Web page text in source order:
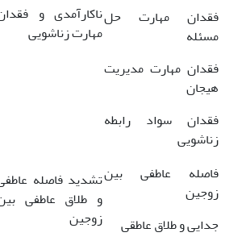
فقدان مهارت حل
مسئله
فقدان مهارت مدیریت
هیجان
فقدان سواد رابطه
زناشویی
ناکارآمدی و
مهارت زناشویی
فاصله عاطفی بین
زوجین
جدایی و طلاق عاطقی
تشدید فاصله
و طلاق عاطفی
زوجین